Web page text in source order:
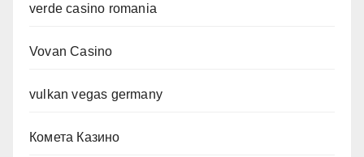
verde casino romania
Vovan Casino
vulkan vegas germany
Комета Казино